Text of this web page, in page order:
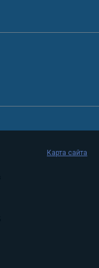
Карта сайта